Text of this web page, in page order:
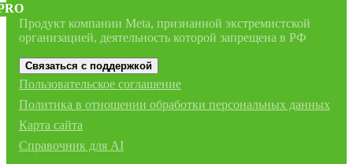
Продукт компании Meta, признанной экстремистской
организацией, деятельность которой запрещена в РФ
Связаться с поддержкой
Пользовательское соглашение
Политика в отношении обработки персональных данных
Карта сайта
Справочник для AI